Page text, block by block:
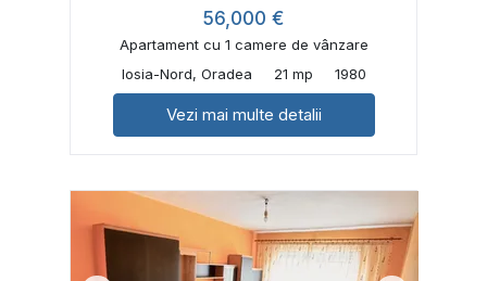
56,000 €
Apartament cu 1 camere de vânzare
Iosia-Nord, Oradea
21 mp 1980
Vezi mai multe detalii